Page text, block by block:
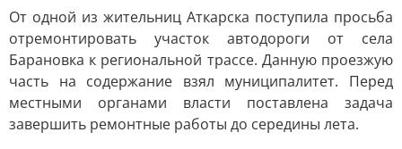
От одной из жительниц Аткарска поступила просьба
отремонтировать участок автодороги от села
Барановка к региональной трассе. Данную проезжую
часть на содержание взял муниципалитет. Перед
местными органами власти поставлена задача
завершить ремонтные работы до середины лета.